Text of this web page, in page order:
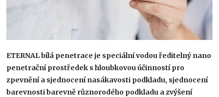
ETERNAL bílá penetrace je speciální vodou ředitelný nano
penetrační prostředek s hloubkovou účinností pro
zpevnění a sjednocení nasákavosti podkladu, sjednocení
barevnosti barevně různorodého podkladu a zvýšení